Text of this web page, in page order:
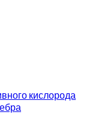
кислорода